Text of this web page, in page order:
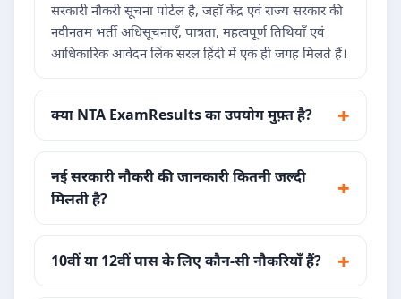
सरकारी नौकरी सूचना पोर्टल है, जहाँ केंद्र एवं राज्य सरकार की
नवीनतम भर्ती अधिसूचनाएँ, पात्रता, महत्वपूर्ण तिथियाँ एवं
आधिकारिक आवेदन लिंक सरल हिंदी में एक ही जगह मिलते हैं।
क्या NTA ExamResults का उपयोग मुफ़्त है?
नई सरकारी नौकरी की जानकारी कितनी जल्दी
मिलती है?
10वीं या 12वीं पास के लिए कौन-सी नौकरियाँ हैं?